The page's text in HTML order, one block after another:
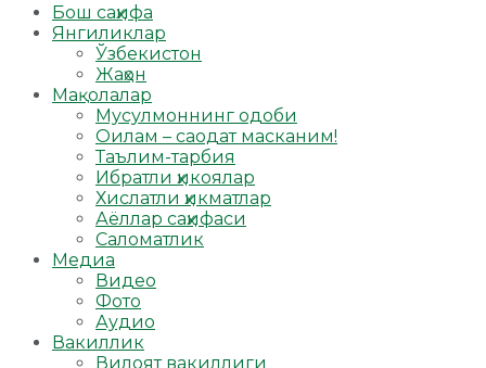
Бош саҳифа
Янгиликлар
Ўзбекистон
Жаҳон
Мақолалар
Мусулмоннинг одоби
Оилам – саодат масканим!
Таълим-тарбия
Ибратли ҳикоялар
Хислатли ҳикматлар
Аёллар саҳифаси
Саломатлик
Медиа
Видео
Фото
Аудио
Вакиллик
Вилоят вакиллиги